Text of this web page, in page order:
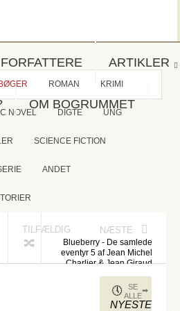
FORFATTERE ARTIKLER
OM BOGRUMMET
ROMAN KRIMI
NOVEL DIGTE UNG
SCIENCE FICTION
ANDET
TILFÆLDIG NÆSTE
Blueberry - De samlede
eventyr 5 af Jean Michel
Charlier & Jean Giraud
NYESTE
SE
ALLE